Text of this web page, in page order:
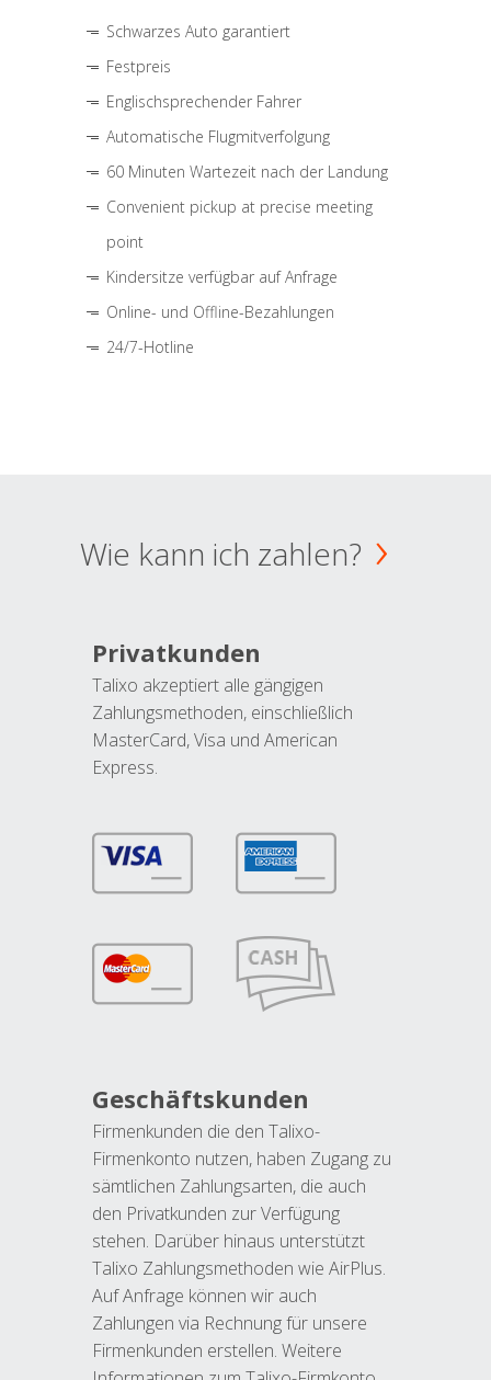
Schwarzes Auto garantiert
Festpreis
Englischsprechender Fahrer
Automatische Flugmitverfolgung
60 Minuten Wartezeit nach der Landung
Convenient pickup at precise meeting
point
Kindersitze verfügbar auf Anfrage
Online- und Offline-Bezahlungen
24/7-Hotline
Wie kann ich zahlen?
Privatkunden
Talixo akzeptiert alle gängigen
Zahlungsmethoden, einschließlich
MasterCard, Visa und American
Express.
Geschäftskunden
Firmenkunden die den Talixo-
Firmenkonto nutzen, haben Zugang zu
sämtlichen Zahlungsarten, die auch
den Privatkunden zur Verfügung
stehen. Darüber hinaus unterstützt
Talixo Zahlungsmethoden wie AirPlus.
Auf Anfrage können wir auch
Zahlungen via Rechnung für unsere
Firmenkunden erstellen. Weitere